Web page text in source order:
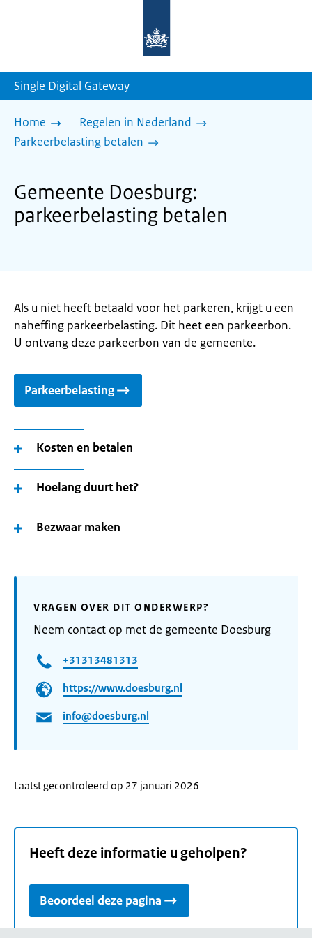
homepage
Single Digital Gateway
Home
Regelen in Nederland
Parkeerbelasting betalen
Gemeente Doesburg:
parkeerbelasting betalen
Als u niet heeft betaald voor het parkeren, krijgt u een
naheffing parkeerbelasting. Dit heet een parkeerbon.
U ontvang deze parkeerbon van de gemeente.
Parkeerbelasting
Kosten en betalen
Hoelang duurt het?
Bezwaar maken
VRAGEN OVER DIT ONDERWERP?
Neem contact op met de gemeente Doesburg
+31313481313
https://www.doesburg.nl
info@doesburg.nl
Laatst gecontroleerd op 27 januari 2026
Heeft deze informatie u geholpen?
Beoordeel deze pagina